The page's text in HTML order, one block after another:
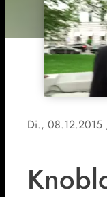
Di., 08.12.2015